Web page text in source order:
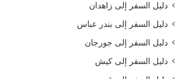
دليل السفر إلى زاهدان
دليل السفر إلى بندر عباس
دليل السفر إلى جورجان
دليل السفر إلى كيش